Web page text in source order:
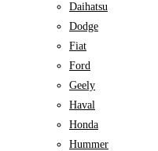
Daihatsu
Dodge
Fiat
Ford
Geely
Haval
Honda
Hummer